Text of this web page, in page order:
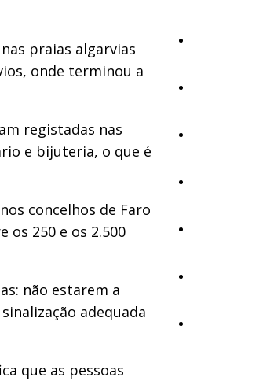
praias algarvias
onde terminou a
registadas nas
e bijuteria, o que é
concelhos de Faro
os 250 e os 2.500
não estarem a
adequada
que as pessoas